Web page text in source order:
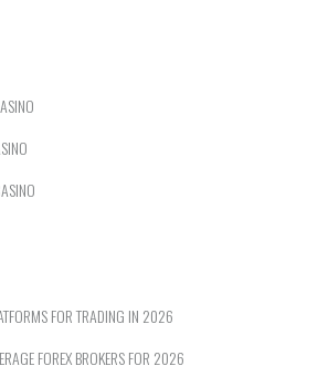
FOR TRADING IN 2026
FOREX BROKERS FOR 2026